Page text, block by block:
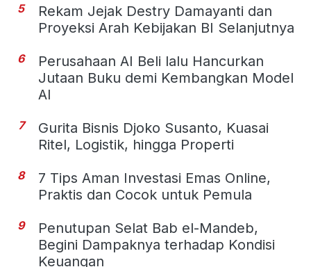
5
Rekam Jejak Destry Damayanti dan
Proyeksi Arah Kebijakan BI Selanjutnya
6
Perusahaan AI Beli lalu Hancurkan
Jutaan Buku demi Kembangkan Model
AI
7
Gurita Bisnis Djoko Susanto, Kuasai
Ritel, Logistik, hingga Properti
8
7 Tips Aman Investasi Emas Online,
Praktis dan Cocok untuk Pemula
9
Penutupan Selat Bab el-Mandeb,
Begini Dampaknya terhadap Kondisi
Keuangan